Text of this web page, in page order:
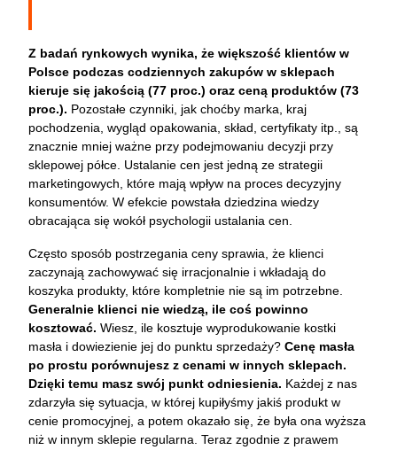
Z badań rynkowych wynika, że większość klientów w
Polsce podczas codziennych zakupów w sklepach
kieruje się jakością (77 proc.) oraz ceną produktów (73
proc.). Pozostałe czynniki, jak choćby marka, kraj
pochodzenia, wygląd opakowania, skład, certyfikaty itp., są
znacznie mniej ważne przy podejmowaniu decyzji przy
sklepowej półce. Ustalanie cen jest jedną ze strategii
marketingowych, które mają wpływ na proces decyzyjny
konsumentów. W efekcie powstała dziedzina wiedzy
obracająca się wokół psychologii ustalania cen.
Często sposób postrzegania ceny sprawia, że klienci
zaczynają zachowywać się irracjonalnie i wkładają do
koszyka produkty, które kompletnie nie są im potrzebne.
Generalnie klienci nie wiedzą, ile coś powinno
kosztować. Wiesz, ile kosztuje wyprodukowanie kostki
masła i dowiezienie jej do punktu sprzedaży? Cenę masła
po prostu porównujesz z cenami w innych sklepach.
Dzięki temu masz swój punkt odniesienia. Każdej z nas
zdarzyła się sytuacja, w której kupiłyśmy jakiś produkt w
cenie promocyjnej, a potem okazało się, że była ona wyższa
niż w innym sklepie regularna. Teraz zgodnie z prawem